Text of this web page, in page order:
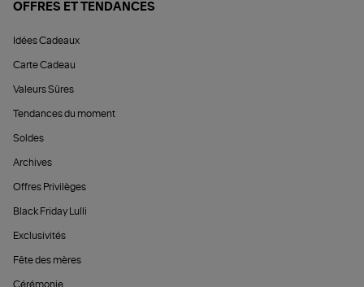
OFFRES ET TENDANCES
Idées Cadeaux
Carte Cadeau
Valeurs Sûres
Tendances du moment
Soldes
Archives
Offres Privilèges
Black Friday Lulli
Exclusivités
Fête des mères
Cérémonie